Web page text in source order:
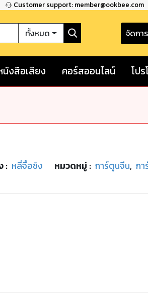
Customer support: member@ookbee.com
ทั้งหมด จัดกา
นังสือเสียง คอร์สออนไลน์ โป
: หลี่จื้อชิง หมวดหมู่ : การ์ตูนจีน, กา